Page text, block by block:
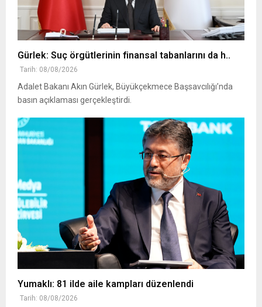
Gürlek: Suç örgütlerinin finansal tabanlarını da h..
Tarih: 08/08/2026
Adalet Bakanı Akın Gürlek, Büyükçekmece Başsavcılığı’nda
basın açıklaması gerçekleştirdi.
Yumaklı: 81 ilde aile kampları düzenlendi
Tarih: 08/08/2026